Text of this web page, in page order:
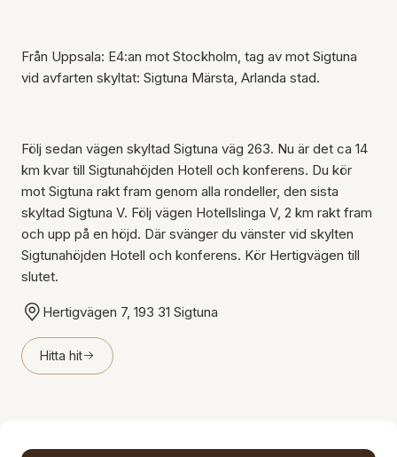
Från Uppsala: E4:an mot Stockholm, tag av mot Sigtuna
vid avfarten skyltat: Sigtuna Märsta, Arlanda stad.
Följ sedan vägen skyltad Sigtuna väg 263. Nu är det ca 14
km kvar till Sigtunahöjden Hotell och konferens. Du kör
mot Sigtuna rakt fram genom alla rondeller, den sista
skyltad Sigtuna V. Följ vägen Hotellslinga V, 2 km rakt fram
och upp på en höjd. Där svänger du vänster vid skylten
Sigtunahöjden Hotell och konferens. Kör Hertigvägen till
slutet.
Hertigvägen 7, 193 31 Sigtuna
Hitta hit